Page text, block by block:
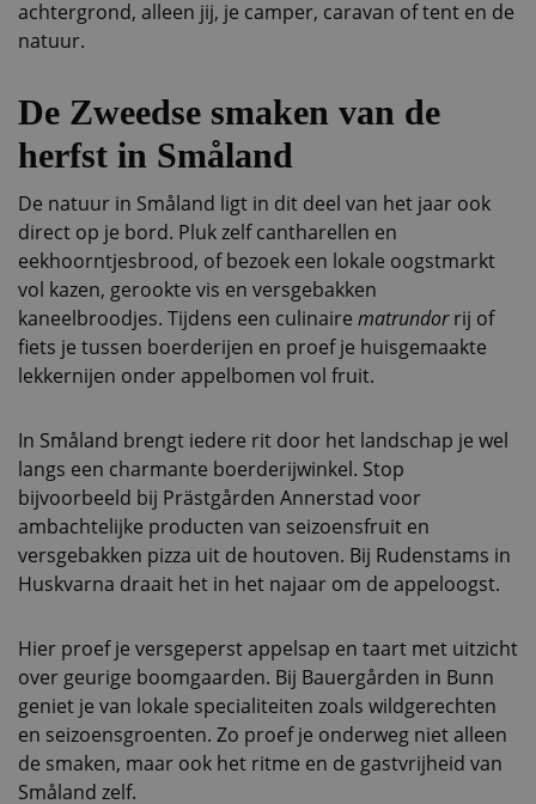
achtergrond, alleen jij, je camper, caravan of tent en de
natuur.
De Zweedse smaken van de
herfst in Småland
De natuur in Småland ligt in dit deel van het jaar ook
direct op je bord. Pluk zelf cantharellen en
eekhoorntjesbrood, of bezoek een lokale oogstmarkt
vol kazen, gerookte vis en versgebakken
kaneelbroodjes. Tijdens een culinaire matrundorrij of
fiets je tussen boerderijen en proef je huisgemaakte
lekkernijen onder appelbomen vol fruit.
In Småland brengt iedere rit door het landschap je wel
langs een charmante boerderijwinkel. Stop
bijvoorbeeld bij Prästgården Annerstad voor
ambachtelijke producten van seizoensfruit en
versgebakken pizza uit de houtoven. Bij Rudenstams in
Huskvarna draait het in het najaar om de appeloogst.
Hier proef je versgeperst appelsap en taart met uitzicht
over geurige boomgaarden. Bij Bauergården in Bunn
geniet je van lokale specialiteiten zoals wildgerechten
en seizoensgroenten. Zo proef je onderweg niet alleen
de smaken, maar ook het ritme en de gastvrijheid van
Småland zelf.